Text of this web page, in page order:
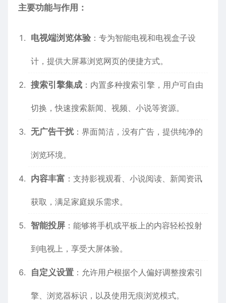
主要功能与作用：
电视端浏览体验：专为智能电视和电视盒子设
计，提供大屏幕浏览网页的便捷方式。
搜索引擎集成 ：内置多种搜索引擎，用户可自由
切换，快速搜索新闻、视频、小说等资源。
无广告干扰：界面简洁，没有广告，提供纯净的
浏览环境。
内容丰富 ：支持影视观看、小说阅读、新闻资讯
获取，满足家庭娱乐需求。
智能投屏 ：能够将手机或平板上的内容轻松投射
到电视上，享受大屏体验。
自定义设置 ：允许用户根据个人偏好调整搜索引
擎、浏览器标识，以及使用无痕浏览模式。